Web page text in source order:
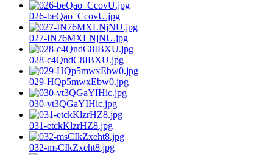
026-beQao_CcovU.jpg
027-IN76MXLNjNU.jpg
028-c4QndC8IBXU.jpg
029-HQp5mwxEbw0.jpg
030-vt3QGaYIHic.jpg
031-etckKlzrHZ8.jpg
032-msCIkZxeht8.jpg